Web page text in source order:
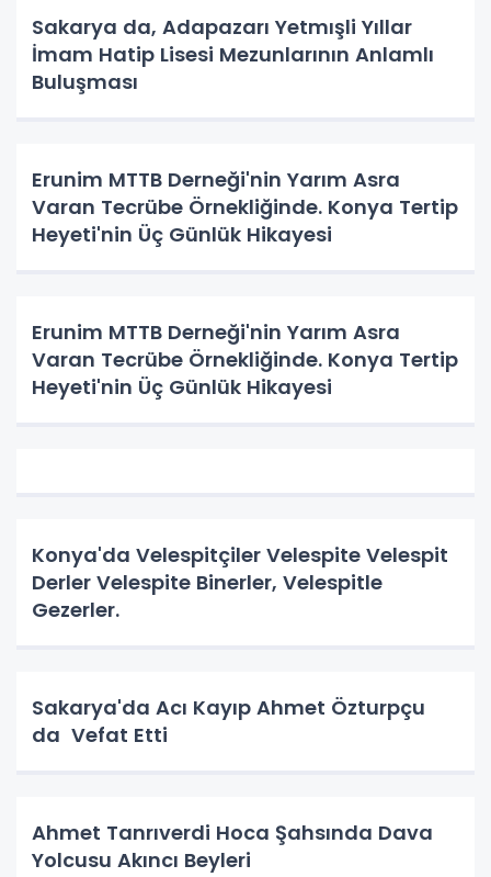
Sakarya da, Adapazarı Yetmışli Yıllar
İmam Hatip Lisesi Mezunlarının Anlamlı
Buluşması
Erunim MTTB Derneği'nin Yarım Asra
Varan Tecrübe Örnekliğinde. Konya Tertip
Heyeti'nin Üç Günlük Hikayesi
Erunim MTTB Derneği'nin Yarım Asra
Varan Tecrübe Örnekliğinde. Konya Tertip
Heyeti'nin Üç Günlük Hikayesi
Konya'da Velespitçiler Velespite Velespit
Derler Velespite Binerler, Velespitle
Gezerler.
Sakarya'da Acı Kayıp Ahmet Özturpçu
da Vefat Etti
Ahmet Tanrıverdi Hoca Şahsında Dava
Yolcusu Akıncı Beyleri